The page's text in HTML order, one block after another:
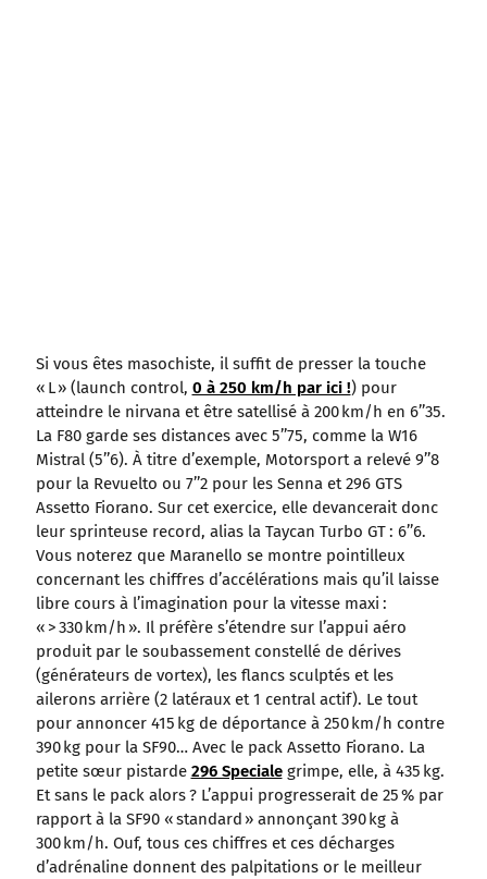
Si vous êtes masochiste, il suffit de presser la touche
« L » (launch control, 0 à 250 km/h par ici !) pour
atteindre le nirvana et être satellisé à 200 km/h en 6’’35.
La F80 garde ses distances avec 5’’75, comme la W16
Mistral (5’’6). À titre d’exemple, Motorsport a relevé 9’’8
pour la Revuelto ou 7’’2 pour les Senna et 296 GTS
Assetto Fiorano. Sur cet exercice, elle devancerait donc
leur sprinteuse record, alias la Taycan Turbo GT : 6’’6.
Vous noterez que Maranello se montre pointilleux
concernant les chiffres d’accélérations mais qu’il laisse
libre cours à l’imagination pour la vitesse maxi :
« > 330 km/h ». Il préfère s’étendre sur l’appui aéro
produit par le soubassement constellé de dérives
(générateurs de vortex), les flancs sculptés et les
ailerons arrière (2 latéraux et 1 central actif). Le tout
pour annoncer 415 kg de déportance à 250 km/h contre
390 kg pour la SF90… Avec le pack Assetto Fiorano. La
petite sœur pistarde 296 Specialegrimpe, elle, à 435 kg.
Et sans le pack alors ? L’appui progresserait de 25 % par
rapport à la SF90 « standard » annonçant 390 kg à
300 km/h. Ouf, tous ces chiffres et ces décharges
d’adrénaline donnent des palpitations or le meilleur